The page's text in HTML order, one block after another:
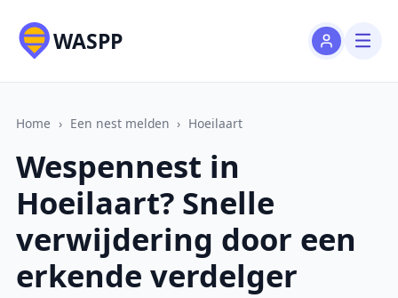
WASPP
Home › Een nest melden › Hoeilaart
Wespennest in
Hoeilaart? Snelle
verwijdering door een
erkende verdelger